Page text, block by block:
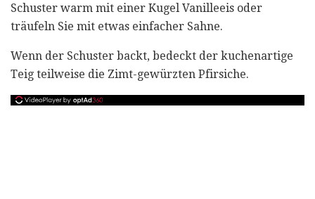
Schuster warm mit einer Kugel Vanilleeis oder
träufeln Sie mit etwas einfacher Sahne.
Wenn der Schuster backt, bedeckt der kuchenartige
Teig teilweise die Zimt-gewürzten Pfirsiche.